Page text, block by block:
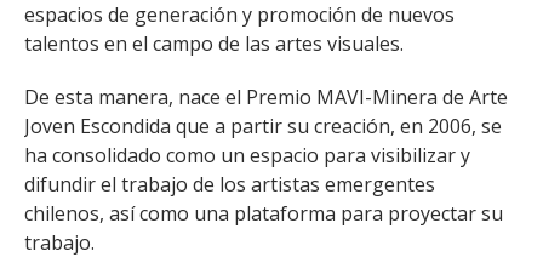
espacios de generación y promoción de nuevos
talentos en el campo de las artes visuales.
De esta manera, nace el Premio MAVI-Minera de Arte
Joven Escondida que a partir su creación, en 2006, se
ha consolidado como un espacio para visibilizar y
difundir el trabajo de los artistas emergentes
chilenos, así como una plataforma para proyectar su
trabajo.